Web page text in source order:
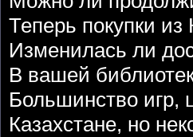
Теперь покупки из
Изменилась ли
В вашей
Большинство игр,
Казахстане, но